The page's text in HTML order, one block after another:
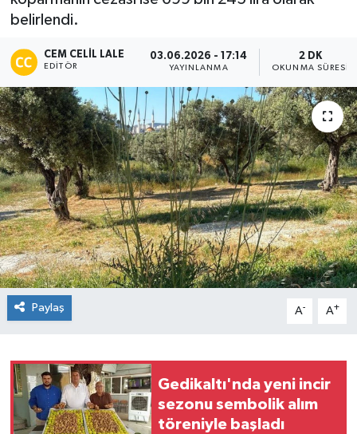
belirlendi.
CEM CELIL LALE
EDITÖR
03.06.2026 - 17:14
YAYINLANMA
2 DK
OKUNMA SÜRESI
Paylaş A- A+
Gedikaltı'nda yeni incir
sezonu sembolik alım
töreniyle başladı